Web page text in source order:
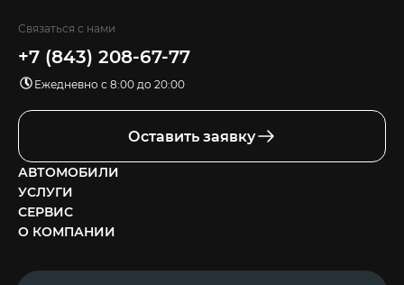
Связаться с нами
+7 (843) 208-67-77
Ежедневно с 8:00 до 20:00
Оставить заявку
АВТОМОБИЛИ
УСЛУГИ
СЕРВИС
О КОМПАНИИ